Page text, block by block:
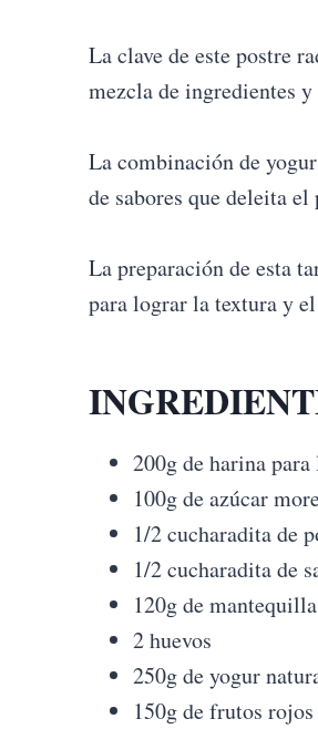
La clave de este postre
mezcla de ingredientes
La combinación de
de sabores que deleita
La preparación de esta
para lograr la textura y el
200g de harina para
100g de azúcar
1/2 cucharadita de
1/2 cucharadita de
120g de
2 huevos
250g de yogur
150g de frutos